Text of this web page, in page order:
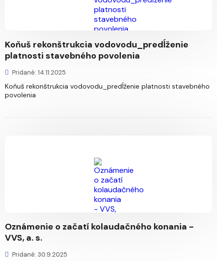
Koňuš rekonštrukcia vodovodu_predĺženie
platnosti stavebného povolenia
Pridané: 14.11.2025
Koňuš rekonštrukcia vodovodu_predĺženie platnosti stavebného
povolenia
Oznámenie o začatí kolaudačného konania -
VVS, a. s.
Pridané: 30.9.2025